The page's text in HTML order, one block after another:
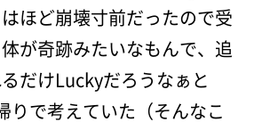
ほど崩壊寸前だったので受
が奇跡みたいなもんで、追
だけLuckyだろうなぁと
りで考えていた（そんなこ